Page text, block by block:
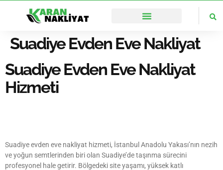
Suadiye Evden Eve Nakliyat
Suadiye Evden Eve Nakliyat
Hizmeti
Suadiye evden eve nakliyat hizmeti, İstanbul Anadolu Yakası’nın nezih
ve yoğun semtlerinden biri olan Suadiye’de taşınma sürecini
profesyonel hale getirir. Bölgedeki site yaşamı, yüksek katlı